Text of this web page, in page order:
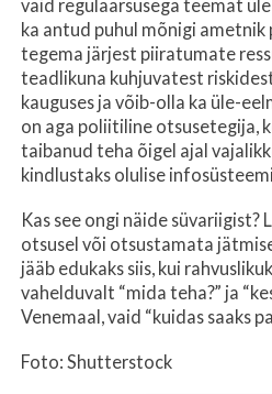
vaid regulaarsusega teemat
ka antud puhul mõnigi
tegema järjest piiratumate
teadlikuna kuhjuvatest
kauguses ja võib-olla ka üle-
on aga poliitiline otsusetegija,
taibanud teha õigel ajal
kindlustaks olulise
Kas see ongi näide süvariigist?
otsusel või otsustamata
jääb edukaks siis, kui
vahelduvalt “mida teha?” ja
Venemaal, vaid “kuidas saaks
Foto: Shutterstock